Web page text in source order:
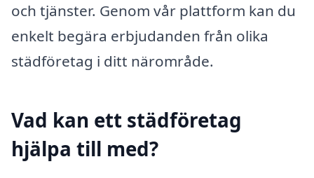
och tjänster. Genom vår plattform kan du
enkelt begära erbjudanden från olika
städföretag i ditt närområde.
Vad kan ett städföretag
hjälpa till med?